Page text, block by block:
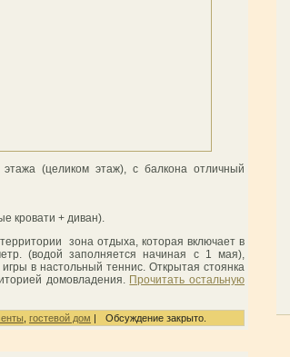
(целиком этаж), с балкона отличный
кровати + диван).
зона отдыха, которая включает в
(водой заполняется начиная с 1 мая),
в настольный теннис. Открытая стоянка
домовладения. Прочитать остальную
, гостевой дом Обсуждение закрыто.